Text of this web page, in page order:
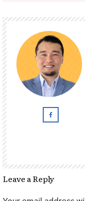
Leave a Reply